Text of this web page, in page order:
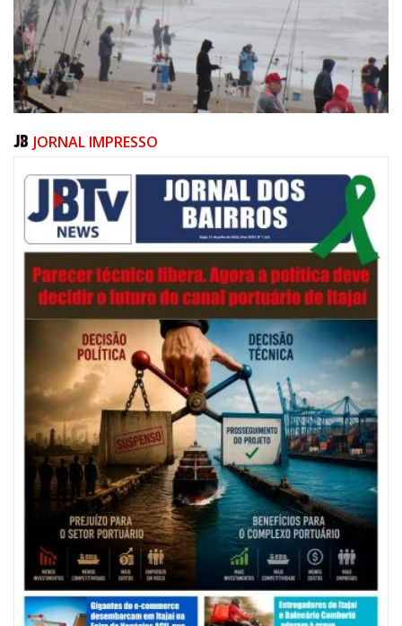
06/08/2026 | 07:00
Festival de Pesca de Praia vai celebrar o aniversário de Navegantes
ITAJAÍ
JORNAL IMPRESSO